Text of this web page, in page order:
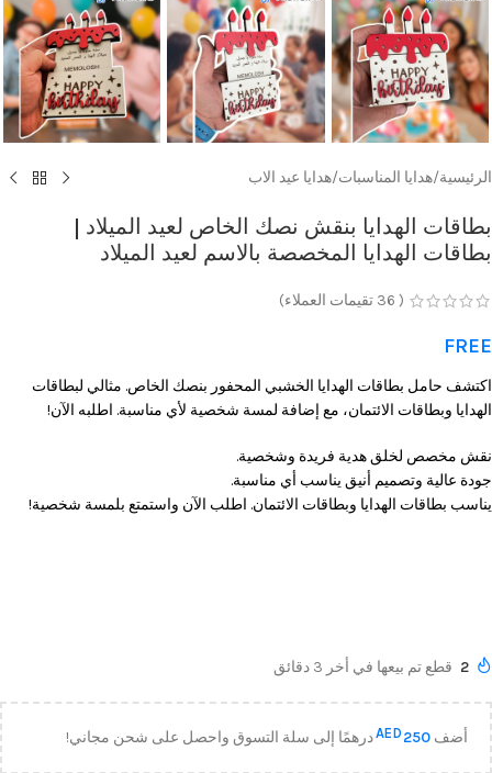
الرئيسية/هدايا المناسبات/هدايا عيد الاب
بطاقات الهدايا بنقش نصك الخاص لعيد الميلاد |
بطاقات الهدايا المخصصة بالاسم لعيد الميلاد
(
36 تقيمات العملاء)
FREE
اكتشف حامل بطاقات الهدايا الخشبي المحفور بنصك الخاص. مثالي لبطاقات
الهدايا وبطاقات الائتمان، مع إضافة لمسة شخصية لأي مناسبة. اطلبه الآن!
نقش مخصص لخلق هدية فريدة وشخصية.
جودة عالية وتصميم أنيق يناسب أي مناسبة.
يناسب بطاقات الهدايا وبطاقات الائتمان. اطلب الآن واستمتع بلمسة شخصية!
2 قطع تم بيعها في أخر 3 دقائق
أضف AED 250 درهمًا إلى سلة التسوق واحصل على شحن مجاني!